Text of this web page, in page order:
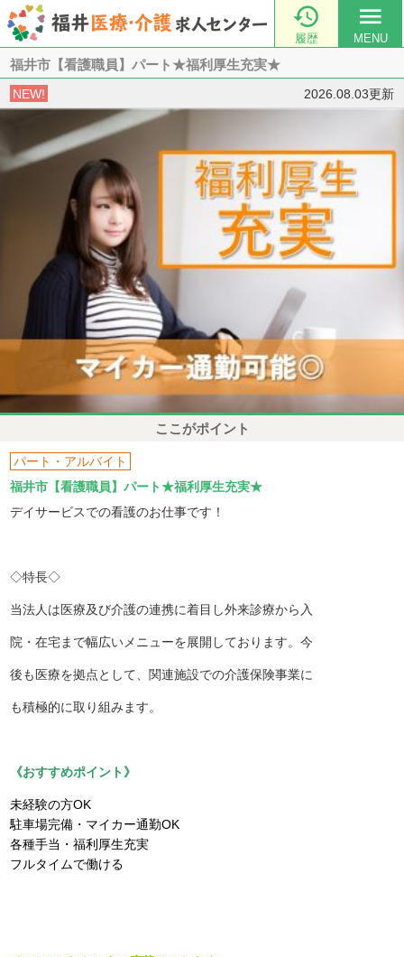

履歴
menu
MENU
福井市【看護職員】パート★福利厚生充実★
NEW! 2026.08.03更新
ここがポイント
パート・アルバイト
福井市【看護職員】パート★福利厚生充実★
デイサービスでの看護のお仕事です！
◇特長◇
当法人は医療及び介護の連携に着目し外来診療から入
院・在宅まで幅広いメニューを展開しております。今
後も医療を拠点として、関連施設での介護保険事業に
も積極的に取り組みます。
《おすすめポイント》
未経験の方OK
駐車場完備・マイカー通勤OK
各種手当・福利厚生充実
フルタイムで働ける